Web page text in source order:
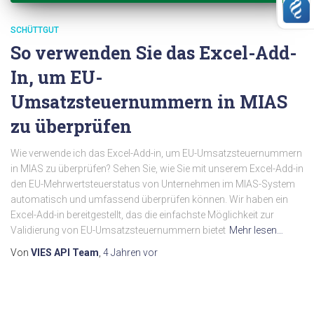
SCHÜTTGUT
So verwenden Sie das Excel-Add-
In, um EU-
Umsatzsteuernummern in MIAS
zu überprüfen
Wie verwende ich das Excel-Add-in, um EU-Umsatzsteuernummern
in MIAS zu überprüfen? Sehen Sie, wie Sie mit unserem Excel-Add-in
den EU-Mehrwertsteuerstatus von Unternehmen im MIAS-System
automatisch und umfassend überprüfen können. Wir haben ein
Excel-Add-in bereitgestellt, das die einfachste Möglichkeit zur
Validierung von EU-Umsatzsteuernummern bietet Mehr lesen…
Von VIES API Team, 4 Jahren vor